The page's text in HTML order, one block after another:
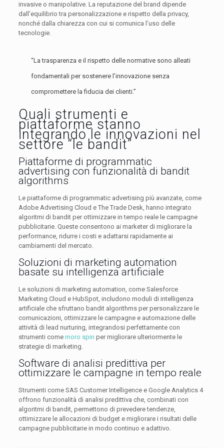
invasive o manipolative. La reputazione del brand dipende
dall’equilibrio tra personalizzazione e rispetto della privacy,
nonché dalla chiarezza con cui si comunica l’uso delle
tecnologie.
“La trasparenza e il rispetto delle normative sono alleati
fondamentali per sostenere l’innovazione senza
compromettere la fiducia dei clienti.”
Quali strumenti e
piattaforme stanno
integrando le innovazioni nel
settore “le bandit”
Piattaforme di programmatic
advertising con funzionalità di bandit
algorithms
Le piattaforme di programmatic advertising più avanzate, come
Adobe Advertising Cloud e The Trade Desk, hanno integrato
algoritmi di bandit per ottimizzare in tempo reale le campagne
pubblicitarie. Queste consentono ai marketer di migliorare la
performance, ridurre i costi e adattarsi rapidamente ai
cambiamenti del mercato.
Soluzioni di marketing automation
basate su intelligenza artificiale
Le soluzioni di marketing automation, come Salesforce
Marketing Cloud e HubSpot, includono moduli di intelligenza
artificiale che sfruttano bandit algorithms per personalizzare le
comunicazioni, ottimizzare le campagne e automazione delle
attività di lead nurturing, integrandosi perfettamente con
strumenti come moro spin per migliorare ulteriormente le
strategie di marketing.
Software di analisi predittiva per
ottimizzare le campagne in tempo reale
Strumenti come SAS Customer Intelligence e Google Analytics 4
offrono funzionalità di analisi predittiva che, combinati con
algoritmi di bandit, permettono di prevedere tendenze,
ottimizzare le allocazioni di budget e migliorare i risultati delle
campagne pubblicitarie in modo continuo e adattivo.